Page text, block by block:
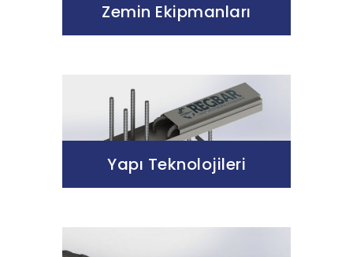
Zemin Ekipmanları
Yapı Teknolojileri